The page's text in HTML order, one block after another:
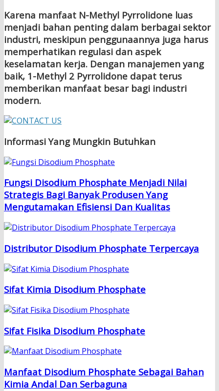
Karena manfaat N-Methyl Pyrrolidone luas
menjadi bahan penting dalam berbagai sektor
industri, meskipun penggunaannya juga harus
memperhatikan regulasi dan aspek
keselamatan kerja. Dengan manajemen yang
baik, 1-Methyl 2 Pyrrolidone dapat terus
memberikan manfaat besar bagi industri
modern.
Informasi Yang Mungkin Butuhkan
Fungsi Disodium Phosphate Menjadi Nilai
Strategis Bagi Banyak Produsen Yang
Mengutamakan Efisiensi Dan Kualitas
Distributor Disodium Phosphate Terpercaya
Sifat Kimia Disodium Phosphate
Sifat Fisika Disodium Phosphate
Manfaat Disodium Phosphate Sebagai Bahan
Kimia Andal Dan Serbaguna